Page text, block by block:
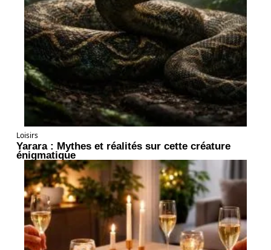
Loisirs
Yarara : Mythes et réalités sur cette créature
énigmatique